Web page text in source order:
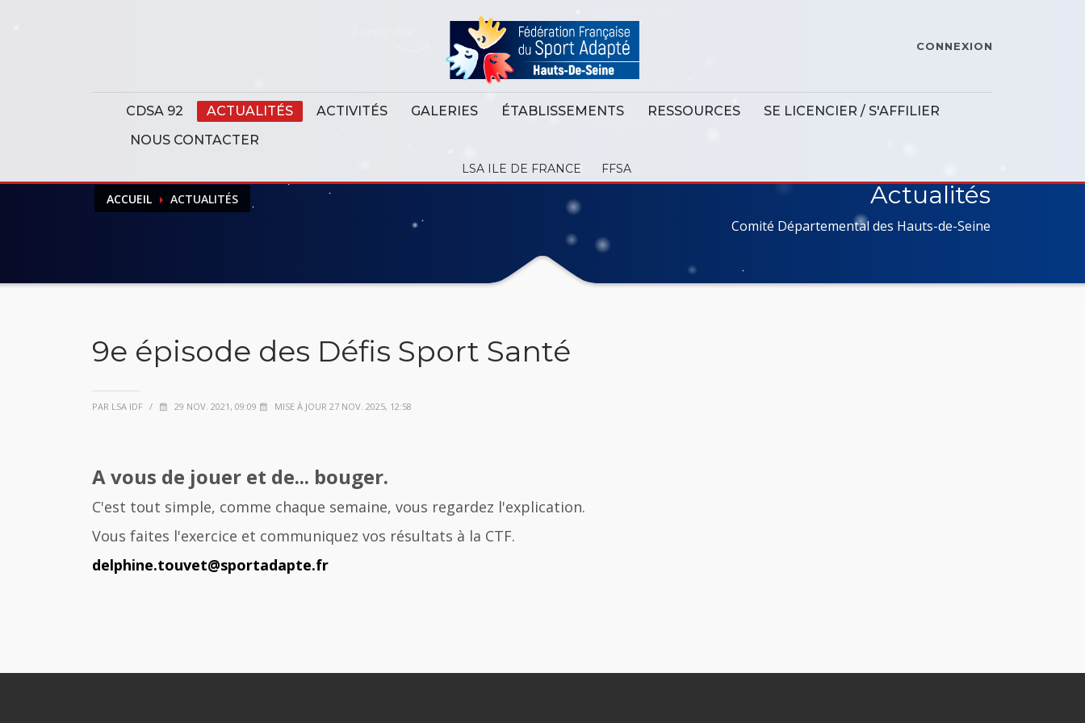
CONNEXION
CDSA 92 ACTUALITÉS ACTIVITÉS GALERIES ÉTABLISSEMENTS RESSOURCES
SE LICENCIER / S'AFFILIER
NOUS CONTACTER
LSA ILE DE FRANCE FFSA
ACCUEIL ACTUALITÉS Actualités
Comité Départemental des Hauts-de-Seine
9e épisode des Défis Sport Santé
PAR LSA IDF / 29 NOV. 2021, 09:09 MISE À JOUR 27 NOV. 2025, 12:58
A vous de jouer et de... bouger.
C'est tout simple, comme chaque semaine, vous regardez l'explication.
Vous faites l'exercice et communiquez vos résultats à la CTF.
delphine.touvet@sportadapte.fr